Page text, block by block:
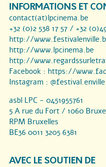
INFORMATIONS ET
contact(at)lpcinema.be
+32 (0)2 538 17 57 / +32
http://
http://www.lpcinema.be
http://
Facebook : https://
Instagram : @festival.enville
asbl LPC - 0451955761
5 A rue du Fort / 1060
RPM Bruxelles
BE36 0011 3205 6381
AVEC LE SOUTIEN DE